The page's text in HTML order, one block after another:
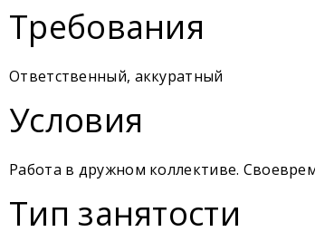
Требования
Ответственный, аккуратный
Условия
Работа в дружном коллективе.
Тип занятости